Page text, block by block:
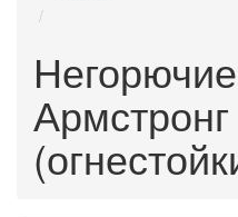
Армстронг